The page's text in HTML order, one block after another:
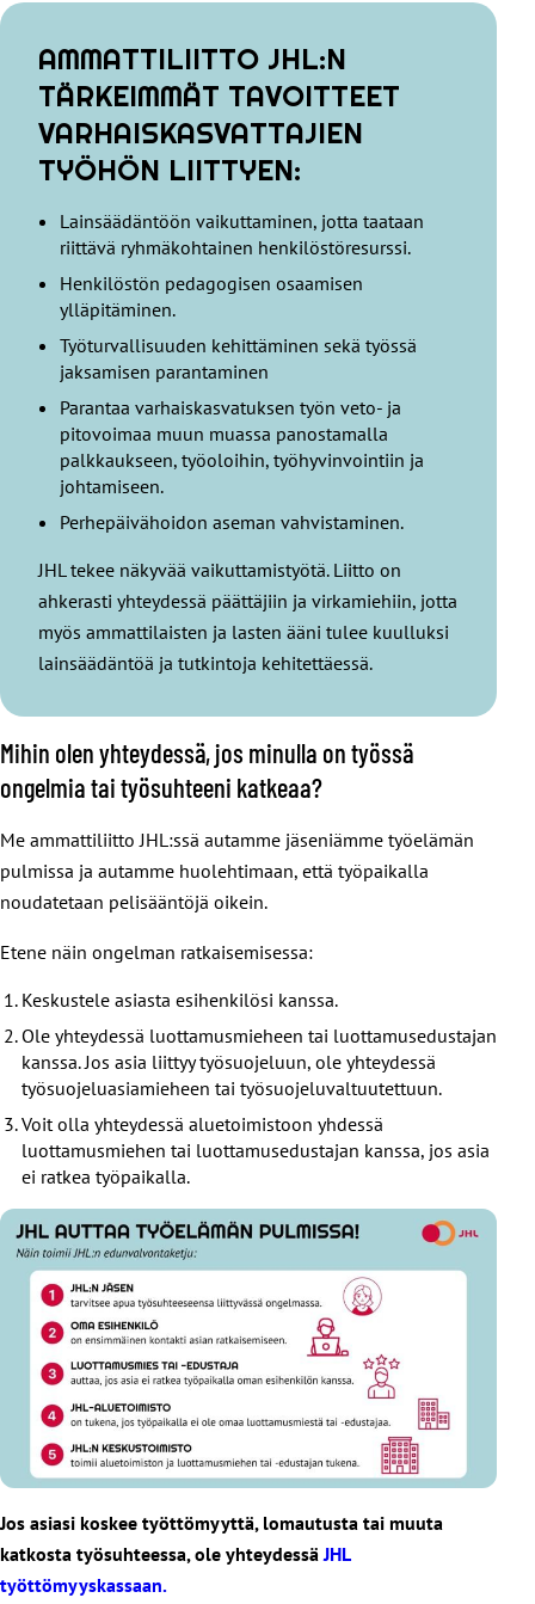
AMMATTILIITTO JHL:N
TÄRKEIMMÄT TAVOITTEET
VARHAISKASVATTAJIEN
TYÖHÖN LIITTYEN:
Lainsäädäntöön vaikuttaminen, jotta taataan
riittävä ryhmäkohtainen henkilöstöresurssi.
Henkilöstön pedagogisen osaamisen
ylläpitäminen.
Työturvallisuuden kehittäminen sekä työssä
jaksamisen parantaminen
Parantaa varhaiskasvatuksen työn veto- ja
pitovoimaa muun muassa panostamalla
palkkaukseen, työoloihin, työhyvinvointiin ja
johtamiseen.
Perhepäivähoidon aseman vahvistaminen.
JHL tekee näkyvää vaikuttamistyötä. Liitto on
ahkerasti yhteydessä päättäjiin ja virkamiehiin, jotta
myös ammattilaisten ja lasten ääni tulee kuulluksi
lainsäädäntöä ja tutkintoja kehitettäessä.
Mihin olen yhteydessä, jos minulla on työssä
ongelmia tai työsuhteeni katkeaa?
Me ammattiliitto JHL:ssä autamme jäseniämme työelämän
pulmissa ja autamme huolehtimaan, että työpaikalla
noudatetaan pelisääntöjä oikein.
Etene näin ongelman ratkaisemisessa:
Keskustele asiasta esihenkilösi kanssa.
Ole yhteydessä luottamusmieheen tai luottamusedustajan
kanssa. Jos asia liittyy työsuojeluun, ole yhteydessä
työsuojeluasiamieheen tai työsuojeluvaltuutettuun.
Voit olla yhteydessä aluetoimistoon yhdessä
luottamusmiehen tai luottamusedustajan kanssa, jos asia
ei ratkea työpaikalla.
Jos asiasi koskee työttömyyttä, lomautusta tai muuta
katkosta työsuhteessa, ole yhteydessä JHL
työttömyyskassaan.